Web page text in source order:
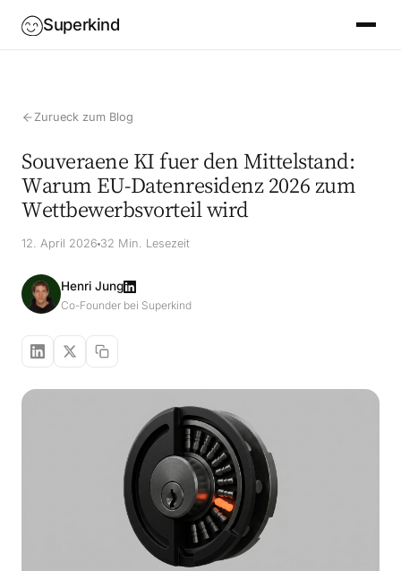
Superkind
Zurueck zum Blog
Souveraene KI fuer den Mittelstand:
Warum EU-Datenresidenz 2026 zum
Wettbewerbsvorteil wird
12. April 2026 32 Min. Lesezeit
Henri Jung
Co-Founder bei Superkind